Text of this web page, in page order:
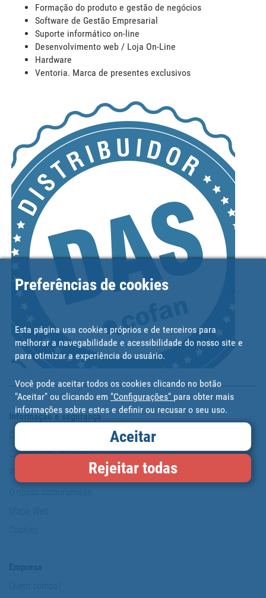
Formação do produto e gestão de negócios
Software de Gestão Empresarial
Suporte informático on-line
Desenvolvimento web / Loja On-Line
Hardware
Ventoria. Marca de presentes exclusivos
Informação e segurança
Condição de utilização
Política de protecção de dados pessoais
Preferências de cookies
Esta página usa cookies próprios e de terceiros para
melhorar a navegabilidade e acessibilidade do nosso site e
para otimizar a experiência do usuário.
Você pode aceitar todos os cookies clicando no botão
"Aceitar" ou clicando em "Configurações" para obter mais
informações sobre estes e definir ou recusar o seu uso.
Aceitar
Rejeitar todas